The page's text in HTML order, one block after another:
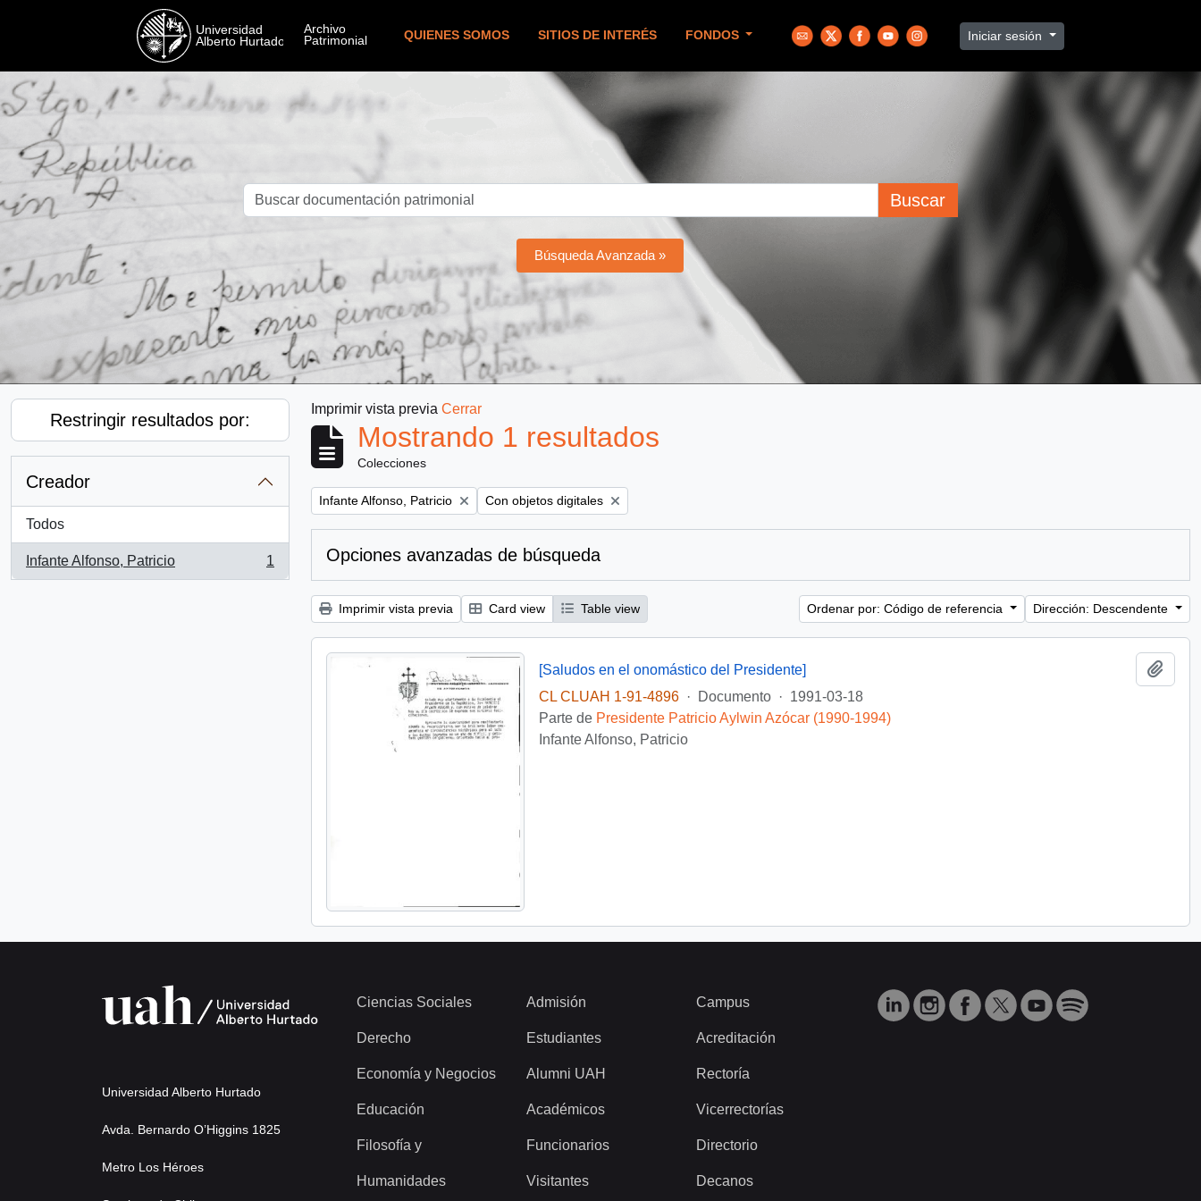
QUIENES SOMOS SITIOS DE INTERÉS FONDOS Iniciar sesión
Buscar
Búsqueda Avanzada »
Restringir resultados por:
Creador
Todos
Infante Alfonso, Patricio
, 1 resultados
1
Imprimir vista previa Cerrar
Mostrando 1 resultados
Colecciones
Remove filter:
Infante Alfonso, Patricio Remove filter:
Con objetos digitales
Opciones avanzadas de búsqueda
Imprimir vista previa Card view Table view Ordenar por: Código de referencia Dirección: Descendente
[Saludos en el onomástico del Presidente]
CL CLUAH 1-91-4896
· Documento · 1991-03-18
Parte de Presidente Patricio Aylwin Azócar (1990-1994)
Infante Alfonso, Patricio
Universidad Alberto Hurtado
Avda. Bernardo O’Higgins 1825
Metro Los Héroes
Ciencias Sociales
Derecho
Economía y Negocios
Educación
Filosofía y
Humanidades
Admisión
Estudiantes
Alumni UAH
Académicos
Funcionarios
Visitantes
Campus
Acreditación
Rectoría
Vicerrectorías
Directorio
Decanos